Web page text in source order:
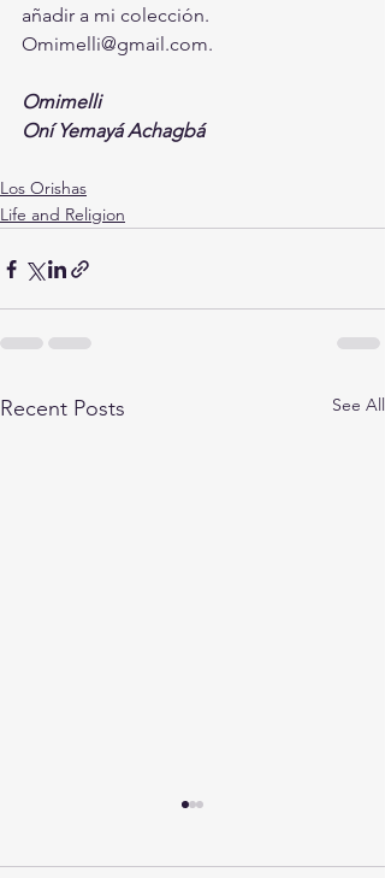
añadir a mi colección.
Omimelli@gmail.com.
Omimelli
Oní Yemayá Achagbá
Los Orishas
Life and Religion
Recent Posts See All